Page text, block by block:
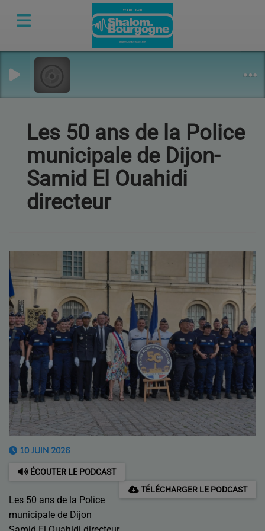
Les 50 ans de la Police
municipale de Dijon-
Samid El Ouahidi
directeur
10 JUIN 2026
ÉCOUTER LE PODCAST
TÉLÉCHARGER LE PODCAST
Les 50 ans de la Police
municipale de Dijon